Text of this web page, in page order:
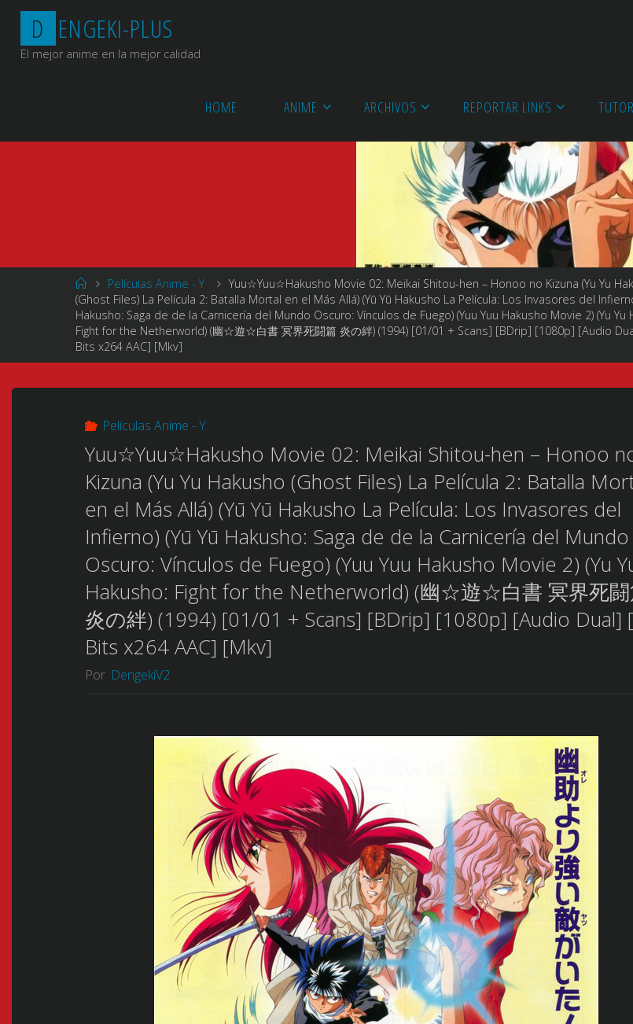
Saltar
contenido
D ENGEKI-PLUS
El mejor anime en la mejor calidad
HOME ANIME ARCHIVOS REPORTAR LINKS
Página
de
Inicio
Películas Anime - Y
Yuu☆Yuu☆Hakusho Movie 02: Meikai Shitou-hen – Honoo no Kizuna (Yu Yu
(Ghost Files) La Película 2: Batalla Mortal en el Más Allá) (Yū Yū Hakusho La Película: Los Invasores del
Hakusho: Saga de de la Carnicería del Mundo Oscuro: Vínculos de Fuego) (Yuu Yuu Hakusho Movie 2) (Yu Yu
Fight for the Netherworld) (幽☆遊☆白書 冥界死闘篇 炎の絆) (1994) [01/01 + Scans] [BDrip] [1080p] [Audio
Bits x264 AAC] [Mkv]
Películas Anime - Y
Yuu☆Yuu☆Hakusho Movie 02: Meikai Shitou-hen – Honoo
Kizuna (Yu Yu Hakusho (Ghost Files) La Película 2: Batalla
en el Más Allá) (Yū Yū Hakusho La Película: Los Invasores del
Infierno) (Yū Yū Hakusho: Saga de de la Carnicería del Mundo
Oscuro: Vínculos de Fuego) (Yuu Yuu Hakusho Movie 2) (Yu
Hakusho: Fight for the Netherworld) (幽☆遊☆白書 冥界死
炎の絆) (1994) [01/01 + Scans] [BDrip] [1080p] [Audio Dual]
Bits x264 AAC] [Mkv]
Por DengekiV2